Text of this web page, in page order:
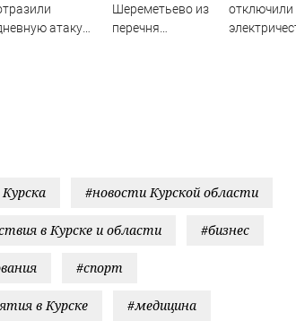
атаку
Шереметьево из
перечня
отключили
#новости Курской области
в Курске и области #бизнес
#спорт
в Курске #медицина